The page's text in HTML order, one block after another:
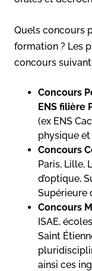
Quels concours
formation ? Les
concours
Concours
ENS filière
(ex ENS
physique et
Concours
Paris, Lille,
d’optique,
Supérieure
Concours
ISAE,
Saint
ainsi ces